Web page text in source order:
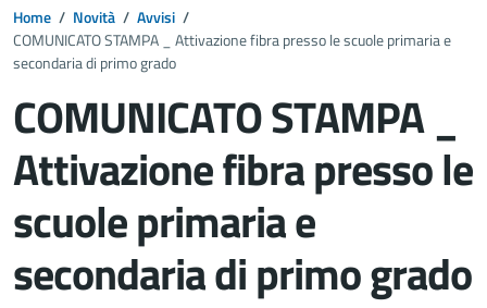
Home / Novità / Avvisi /
COMUNICATO STAMPA _ Attivazione fibra presso le scuole primaria e
secondaria di primo grado
COMUNICATO STAMPA _
Attivazione fibra presso le
scuole primaria e
secondaria di primo grado